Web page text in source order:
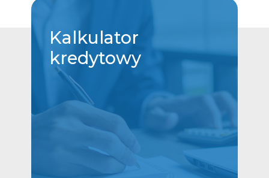
Kalkulator
kredytowy